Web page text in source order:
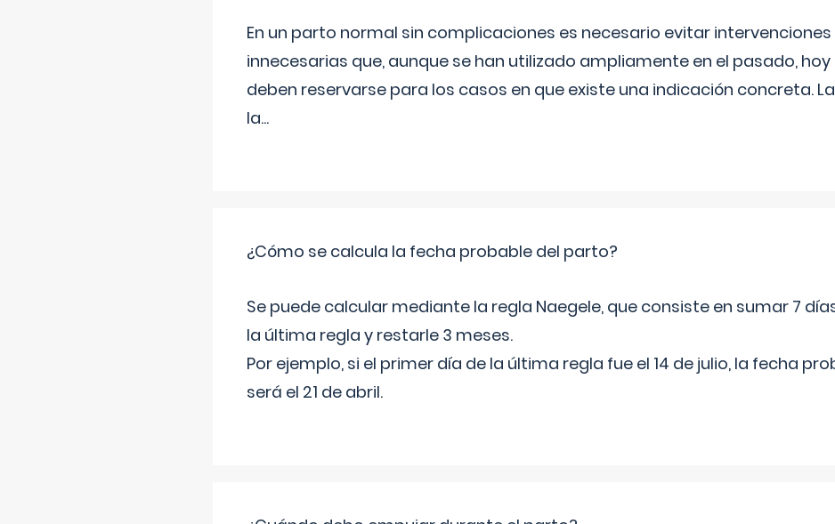
En un parto normal sin complicaciones es necesario evitar
innecesarias que, aunque se han utilizado ampliamente en el pasado,
deben reservarse para los casos en que existe una indicación concreta.
la...
¿Cómo se calcula la fecha probable del parto?
Se puede calcular mediante la regla Naegele, que consiste en sumar 7
la última regla y restarle 3 meses.
Por ejemplo, si el primer día de la última regla fue el 14 de julio, la fecha
será el 21 de abril.